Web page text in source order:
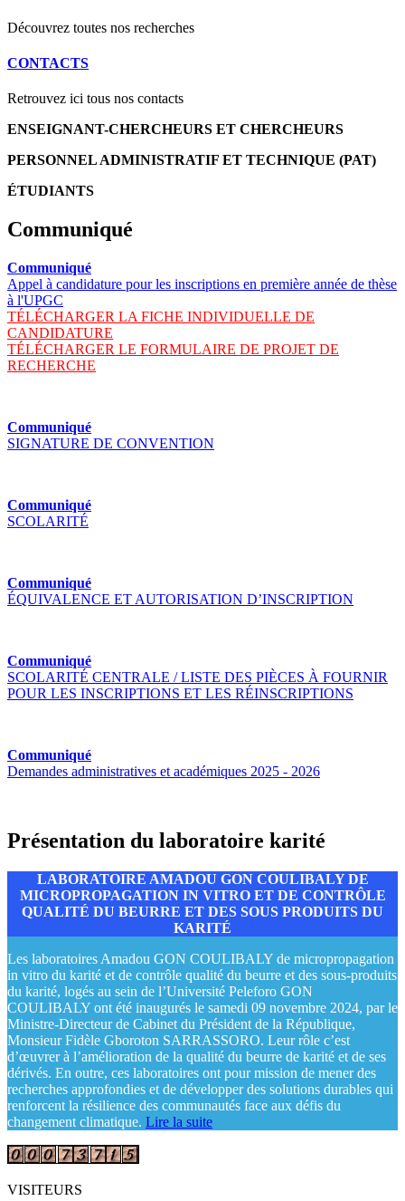
Découvrez toutes nos recherches
CONTACTS
Retrouvez ici tous nos contacts
ENSEIGNANT-CHERCHEURS ET CHERCHEURS
PERSONNEL ADMINISTRATIF ET TECHNIQUE (PAT)
ÉTUDIANTS
Communiqué
Communiqué
Appel à candidature pour les inscriptions en première année de thèse
à l'UPGC
TÉLÉCHARGER LA FICHE INDIVIDUELLE DE
CANDIDATURE
TÉLÉCHARGER LE FORMULAIRE DE PROJET DE
RECHERCHE
Communiqué
SIGNATURE DE CONVENTION
Communiqué
SCOLARITÉ
Communiqué
ÉQUIVALENCE ET AUTORISATION D’INSCRIPTION
Communiqué
SCOLARITÉ CENTRALE / LISTE DES PIÈCES À FOURNIR
POUR LES INSCRIPTIONS ET LES RÉINSCRIPTIONS
Communiqué
Demandes administratives et académiques 2025 - 2026
Présentation du laboratoire karité
LABORATOIRE AMADOU GON COULIBALY DE
MICROPROPAGATION IN VITRO ET DE CONTRÔLE
QUALITÉ DU BEURRE ET DES SOUS PRODUITS DU
KARITÉ
Les laboratoires Amadou GON COULIBALY de micropropagation
in vitro du karité et de contrôle qualité du beurre et des sous-produits
du karité, logés au sein de l’Université Peleforo GON
COULIBALY ont été inaugurés le samedi 09 novembre 2024, par le
Ministre-Directeur de Cabinet du Président de la République,
Monsieur Fidèle Gboroton SARRASSORO. Leur rôle c’est
d’œuvrer à l’amélioration de la qualité du beurre de karité et de ses
dérivés. En outre, ces laboratoires ont pour mission de mener des
recherches approfondies et de développer des solutions durables qui
renforcent la résilience des communautés face aux défis du
changement climatique. Lire la suite
VISITEURS